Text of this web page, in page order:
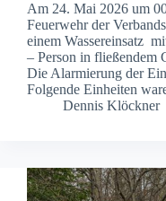
Am 24. Mai 2026 um
Feuerwehr der
einem Wassereinsatz
– Person in fließendem
Die Alarmierung der
Folgende Einheiten
Dennis Klöckner